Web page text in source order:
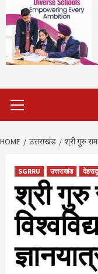
Menu
HOME उत्तराखंड श्री गुरु राम
SGRRU उत्तराखंड
श्री गुरु